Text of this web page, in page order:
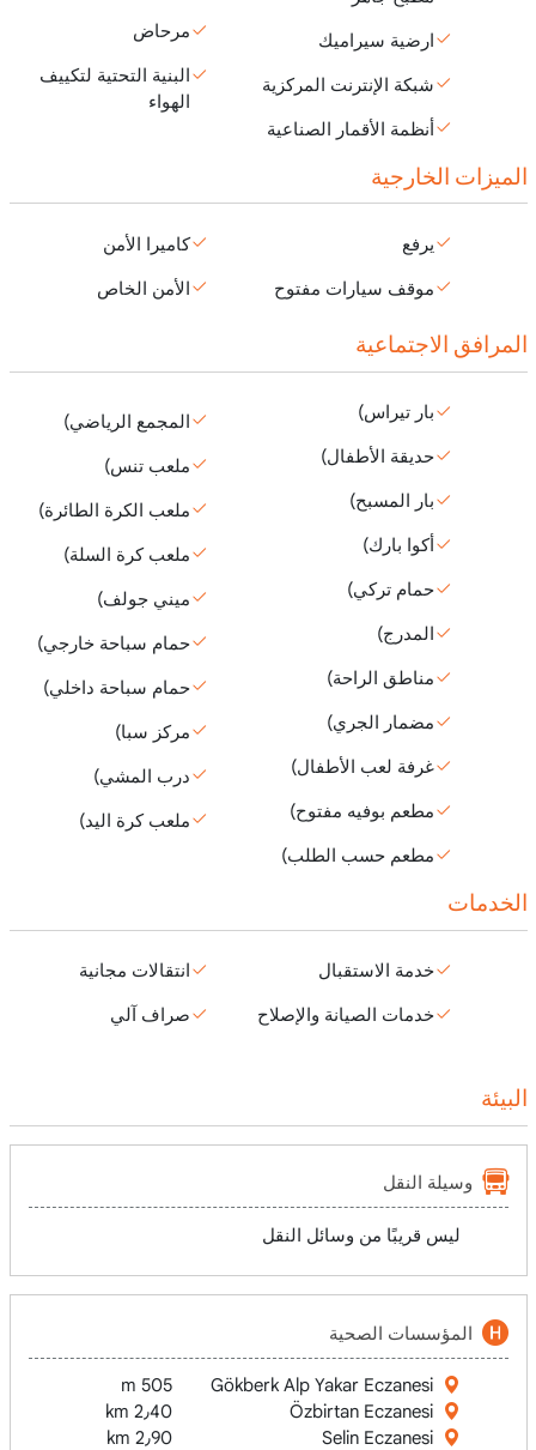
ارضية سيراميك
شبكة الإنترنت المركزية
أنظمة الأقمار الصناعية
مرحاض
البنية التحتية لتكييف
الهواء
الميزات الخارجية
يرفع
موقف سيارات مفتوح
كاميرا الأمن
الأمن الخاص
المرافق الاجتماعية
بار تيراس)
حديقة الأطفال)
بار المسبح)
أكوا بارك)
حمام تركي)
المدرج)
مناطق الراحة)
مضمار الجري)
غرفة لعب الأطفال)
مطعم بوفيه مفتوح)
مطعم حسب الطلب)
المجمع الرياضي)
ملعب تنس)
ملعب الكرة الطائرة)
ملعب كرة السلة)
ميني جولف)
حمام سباحة خارجي)
حمام سباحة داخلي)
مركز سبا)
درب المشي)
ملعب كرة اليد)
الخدمات
خدمة الاستقبال
خدمات الصيانة والإصلاح
انتقالات مجانية
صراف آلي
البيئة
وسيلة النقل
ليس قريبًا من وسائل النقل
المؤسسات الصحية
Gökberk Alp Yakar Eczanesi
505 m
Özbirtan Eczanesi
2٫40 km
Selin Eczanesi
2٫90 km